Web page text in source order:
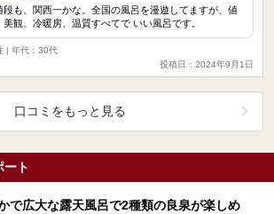
段も、関西一かな。全国の風呂を漫遊してますが、値
美観、冷暖房、温質すべてで いい風呂です。
| 年代：30代
投稿日：2024年9月1日
口コミをもっと見る
ート
で広大な露天風呂で2種類の良泉が楽しめ